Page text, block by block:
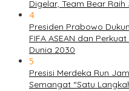
Digelar, Team Bear
4
Presiden Prabowo
FIFA ASEAN dan
Dunia 2030
5
Presisi Merdeka Run
Semangat “Satu